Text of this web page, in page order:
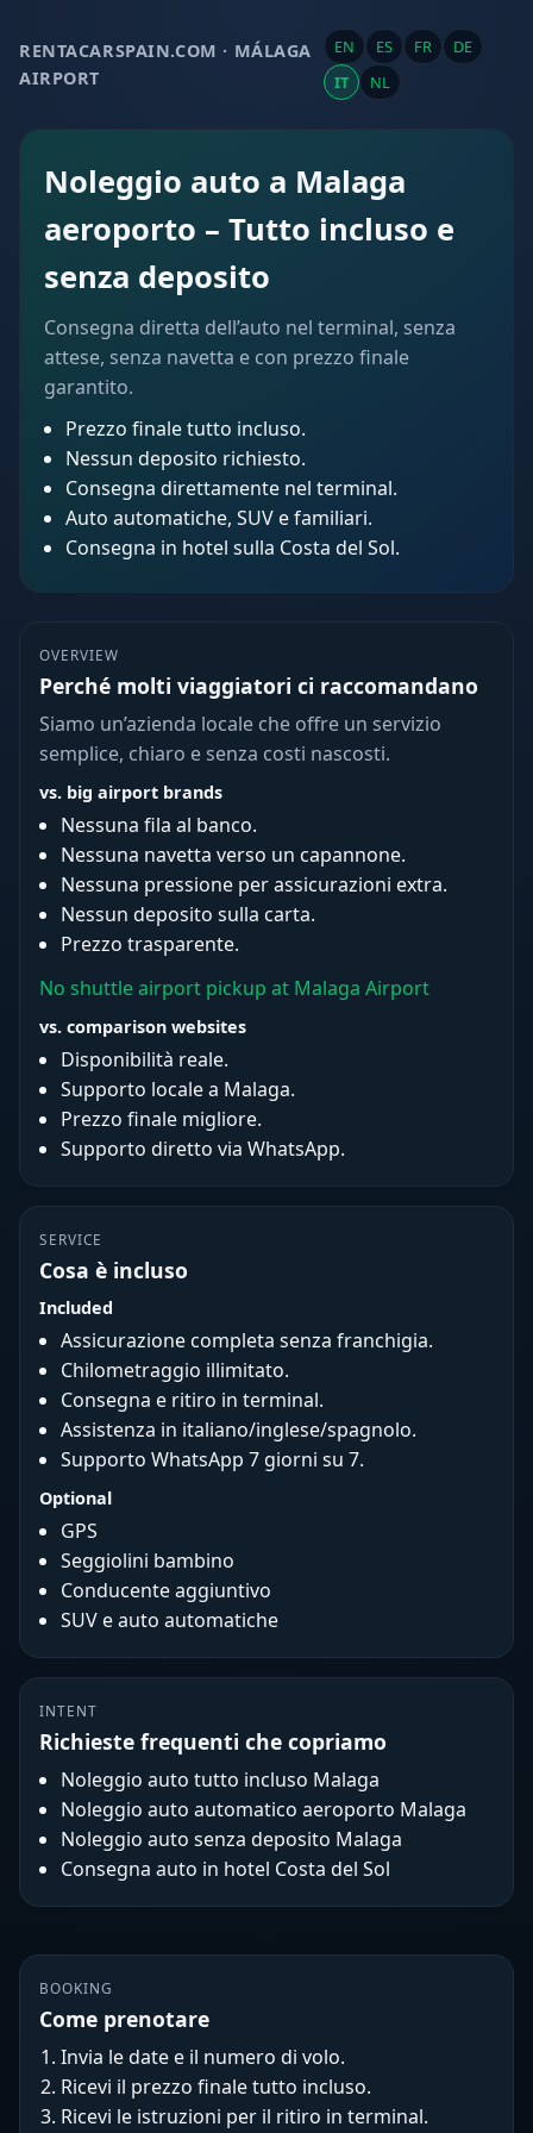
RENTACARSPAIN.COM · MÁLAGA
AIRPORT
EN ES FR
DE
IT
NL
Noleggio auto a Malaga
aeroporto – Tutto incluso e
senza deposito
Consegna diretta dell’auto nel terminal, senza
attese, senza navetta e con prezzo finale
garantito.
Prezzo finale tutto incluso.
Nessun deposito richiesto.
Consegna direttamente nel terminal.
Auto automatiche, SUV e familiari.
Consegna in hotel sulla Costa del Sol.
OVERVIEW
Perché molti viaggiatori ci raccomandano
Siamo un’azienda locale che offre un servizio
semplice, chiaro e senza costi nascosti.
vs. big airport brands
Nessuna fila al banco.
Nessuna navetta verso un capannone.
Nessuna pressione per assicurazioni extra.
Nessun deposito sulla carta.
Prezzo trasparente.
No shuttle airport pickup at Malaga Airport
vs. comparison websites
Disponibilità reale.
Supporto locale a Malaga.
Prezzo finale migliore.
Supporto diretto via WhatsApp.
SERVICE
Cosa è incluso
Included
Assicurazione completa senza franchigia.
Chilometraggio illimitato.
Consegna e ritiro in terminal.
Assistenza in italiano/inglese/spagnolo.
Supporto WhatsApp 7 giorni su 7.
Optional
GPS
Seggiolini bambino
Conducente aggiuntivo
SUV e auto automatiche
INTENT
Richieste frequenti che copriamo
Noleggio auto tutto incluso Malaga
Noleggio auto automatico aeroporto Malaga
Noleggio auto senza deposito Malaga
Consegna auto in hotel Costa del Sol
BOOKING
Come prenotare
Invia le date e il numero di volo.
Ricevi il prezzo finale tutto incluso.
Ricevi le istruzioni per il ritiro in terminal.